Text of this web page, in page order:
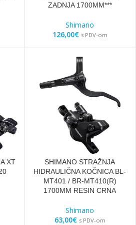
ZADNJA 1700MM***
Shimano
126,00€ s PDV-om
XT
SHIMANO STRAŽNJA
HIDRAULIČNA KOČNICA BL-
MT401 / BR-MT410(R)
1700MM RESIN CRNA
Shimano
63,00€ s PDV-om